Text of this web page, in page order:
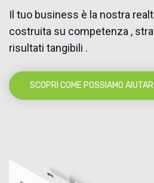
Il tuo business è la nostra
costruita su competenza ,
risultati tangibili .
SCOPRI COME POSSIAMO